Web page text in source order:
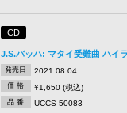
CD
J.S.バッハ: マタイ受難曲 ハイ
発売日 2021.08.04
価 格 ¥1,650 (税込)
品 番 UCCS-50083